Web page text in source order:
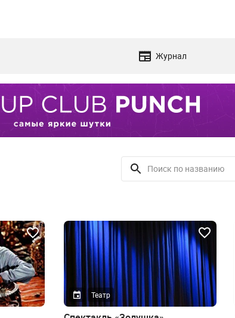
Журнал
Театр